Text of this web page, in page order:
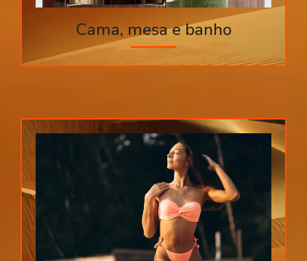
Cama, mesa e banho